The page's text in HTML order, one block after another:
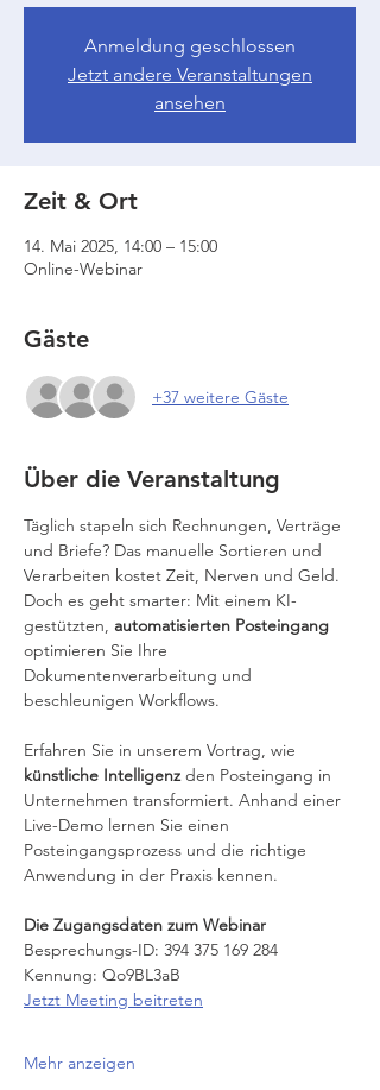
Anmeldung geschlossen
Jetzt andere Veranstaltungen
ansehen
Zeit & Ort
14. Mai 2025, 14:00 – 15:00
Online-Webinar
Gäste
+37 weitere Gäste
Über die Veranstaltung
Täglich stapeln sich Rechnungen, Verträge
und Briefe? Das manuelle Sortieren und
Verarbeiten kostet Zeit, Nerven und Geld.
Doch es geht smarter: Mit einem KI-
gestützten, automatisierten Posteingang
optimieren Sie Ihre
Dokumentenverarbeitung und
beschleunigen Workflows.
Erfahren Sie in unserem Vortrag, wie
künstliche Intelligenz den Posteingang in
Unternehmen transformiert. Anhand einer
Live-Demo lernen Sie einen
Posteingangsprozess und die richtige
Anwendung in der Praxis kennen.
Die Zugangsdaten zum Webinar
Besprechungs-ID: 394 375 169 284
Kennung: Qo9BL3aB
Jetzt Meeting beitreten
Mehr anzeigen